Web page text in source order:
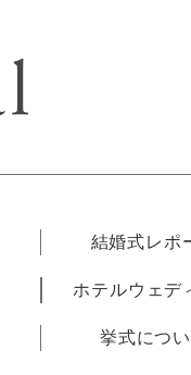
結婚式レポ
ホテルウェデ
挙式につ